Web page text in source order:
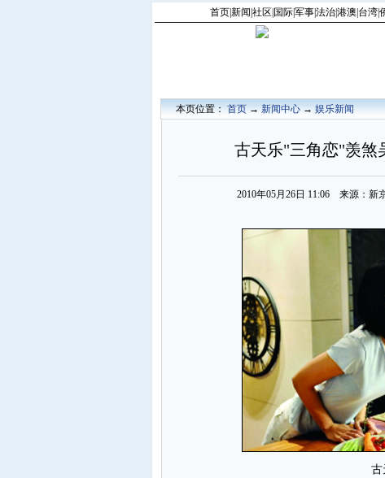
首页|新闻 社区 国际|军事|法治|港澳 台湾|
本页位置：首页→新闻中心→娱乐新闻
古天乐"三角恋"羡煞
2010年05月26日 11:06 来源：新
古